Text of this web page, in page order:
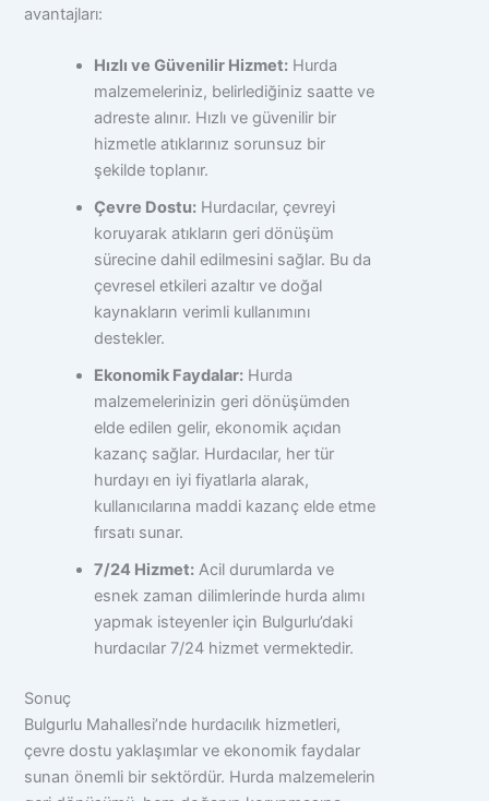
avantajları:
Hızlı ve Güvenilir Hizmet:Hurda
malzemeleriniz, belirlediğiniz saatte ve
adreste alınır. Hızlı ve güvenilir bir
hizmetle atıklarınız sorunsuz bir
şekilde toplanır.
Çevre Dostu:Hurdacılar, çevreyi
koruyarak atıkların geri dönüşüm
sürecine dahil edilmesini sağlar. Bu da
çevresel etkileri azaltır ve doğal
kaynakların verimli kullanımını
destekler.
Ekonomik Faydalar:Hurda
malzemelerinizin geri dönüşümden
elde edilen gelir, ekonomik açıdan
kazanç sağlar. Hurdacılar, her tür
hurdayı en iyi fiyatlarla alarak,
kullanıcılarına maddi kazanç elde etme
fırsatı sunar.
7/24 Hizmet:Acil durumlarda ve
esnek zaman dilimlerinde hurda alımı
yapmak isteyenler için Bulgurlu’daki
hurdacılar 7/24 hizmet vermektedir.
Sonuç
Bulgurlu Mahallesi’nde hurdacılık hizmetleri,
çevre dostu yaklaşımlar ve ekonomik faydalar
sunan önemli bir sektördür. Hurda malzemelerin